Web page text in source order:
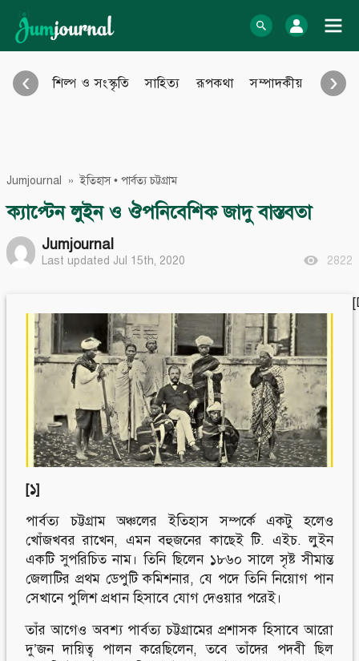
content
log In
Audio Archive
Learn more
About Us
Terms & Conditions
Sitemap
Contact
Follow Us
Facebook
Twitter
Youtube
Google+
Instagram
Engage with us
Invite Jumjournal Team
Be a representative
Be a partner
Be a volunteer
শিল্প ও সংস্কৃতি সাহিত্য রূপকথা সম্পাদকীয় আইন
‹ ›
Jumjournal »ইতিহাস• পার্বত্য চট্টগ্রাম
ক্যাপ্টেন লুইন ও ঔপনিবেশিক জাদু বাস্তবতা
Jumjournal
Last updated Jul 15th, 2020 2822
[১]
পার্বত্য চট্টগ্রাম অঞ্চলের ইতিহাস সম্পর্কে একটু হলেও
খোঁজখবর রাখেন, এমন বহুজনের কাছেই টি. এইচ. লুইন
একটি সুপরিচিত নাম। তিনি ছিলেন ১৮৬০ সালে সৃষ্ট সীমান্ত
জেলাটির প্রথম ডেপুটি কমিশনার, যে পদে তিনি নিয়োগ পান
সেখানে পুলিশ প্রধান হিসাবে যোগ দেওয়ার পরেই।
তাঁর আগেও অবশ্য পার্বত্য চট্টগ্রামের প্রশাসক হিসাবে আরো
দু’জন দায়িত্ব পালন করেছিলেন, তবে তাঁদের পদবী ছিল